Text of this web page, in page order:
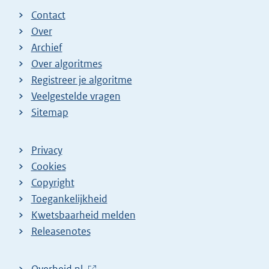
Contact
Over
Archief
Over algoritmes
Registreer je algoritme
Veelgestelde vragen
Sitemap
Privacy
Cookies
Copyright
Toegankelijkheid
Kwetsbaarheid melden
Releasenotes